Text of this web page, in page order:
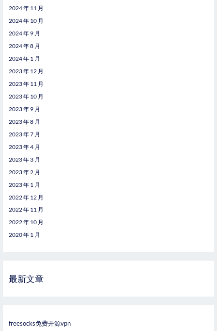
2024 年 11 月
2024 年 10 月
2024 年 9 月
2024 年 8 月
2024 年 1 月
2023 年 12 月
2023 年 11 月
2023 年 10 月
2023 年 9 月
2023 年 8 月
2023 年 7 月
2023 年 4 月
2023 年 3 月
2023 年 2 月
2023 年 1 月
2022 年 12 月
2022 年 11 月
2022 年 10 月
2020 年 1 月
最新文章
freesocks免费开源vpn